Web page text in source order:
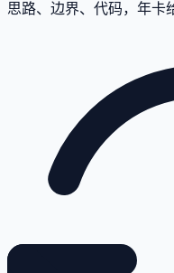
思路、边界、代码，年卡